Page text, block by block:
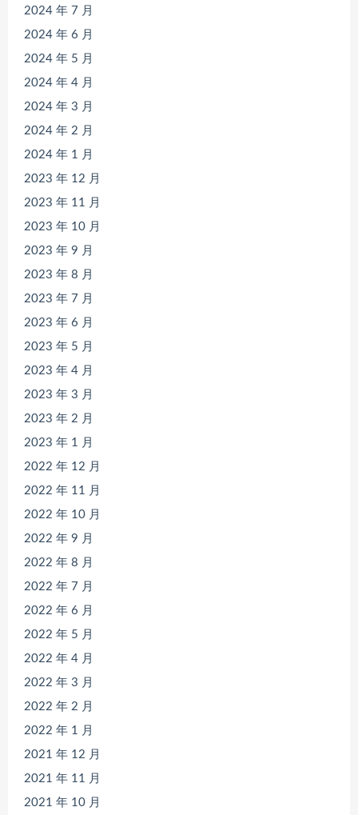
2024 年 7 月
2024 年 6 月
2024 年 5 月
2024 年 4 月
2024 年 3 月
2024 年 2 月
2024 年 1 月
2023 年 12 月
2023 年 11 月
2023 年 10 月
2023 年 9 月
2023 年 8 月
2023 年 7 月
2023 年 6 月
2023 年 5 月
2023 年 4 月
2023 年 3 月
2023 年 2 月
2023 年 1 月
2022 年 12 月
2022 年 11 月
2022 年 10 月
2022 年 9 月
2022 年 8 月
2022 年 7 月
2022 年 6 月
2022 年 5 月
2022 年 4 月
2022 年 3 月
2022 年 2 月
2022 年 1 月
2021 年 12 月
2021 年 11 月
2021 年 10 月